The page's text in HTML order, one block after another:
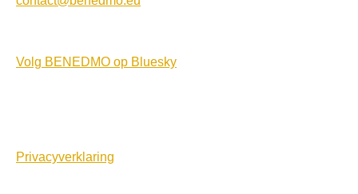
Volg BENEDMO op Bluesky
Privacyverklaring